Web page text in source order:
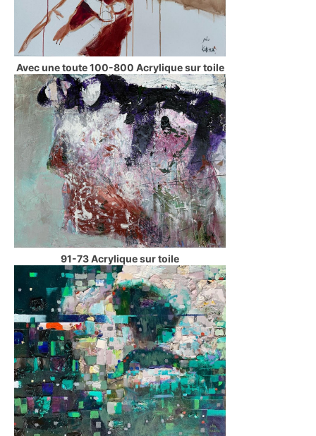
Avec une toute 100-800 Acrylique sur toile
91-73 Acrylique sur toile